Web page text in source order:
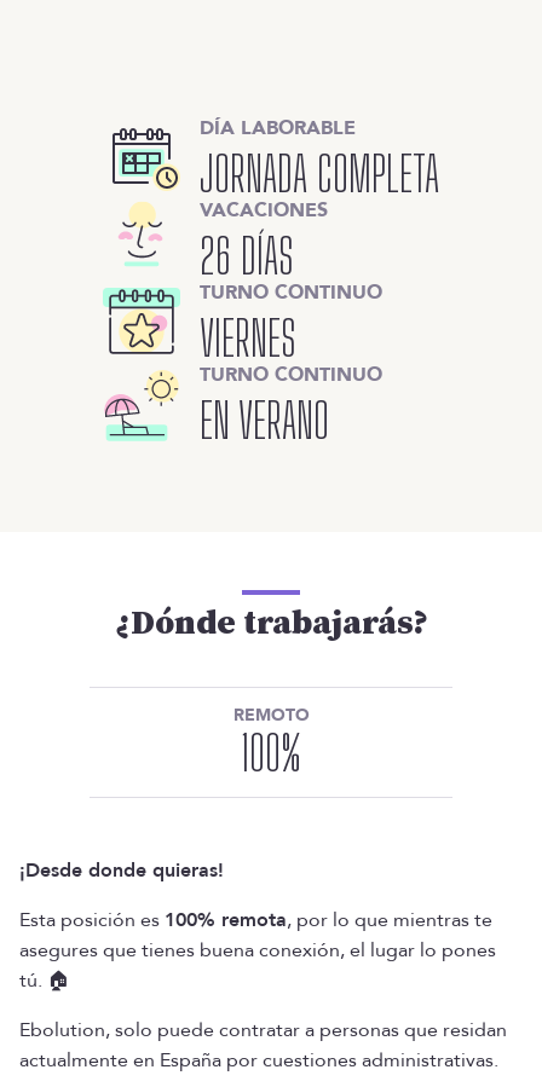
DÍA LABORABLE
JORNADA COMPLETA
VACACIONES
26 DÍAS
TURNO CONTINUO
VIERNES
TURNO CONTINUO
EN VERANO
¿Dónde trabajarás?
REMOTO
100%
¡Desde donde quieras!
Esta posición es 100% remota, por lo que mientras te
asegures que tienes buena conexión, el lugar lo pones
tú. 🏠
Ebolution, solo puede contratar a personas que residan
actualmente en España por cuestiones administrativas.